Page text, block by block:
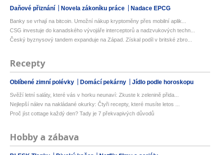
Daňové přiznání Novela zákoníku práce Nadace EPCG
Banky se vrhají na bitcoin. Umožní nákup kryptoměny přes mobilní aplik...
CSG investuje do kanadského vývojáře interceptorů a nadzvukových techn...
Český byznysový tandem expanduje na Západ. Získal podíl v britské zbro...
Recepty
Oblíbené zimní polévky Domácí pekárny Jídlo podle horoskopu
Svěží letní saláty, které vás v horku neunaví: Zkuste k zelenině přida...
Nejlepší nálev na nakládané okurky: Čtyři recepty, které musíte letos ...
Proč jíst cottage každý den? Tady je 7 překvapivých důvodů
Hobby a zábava